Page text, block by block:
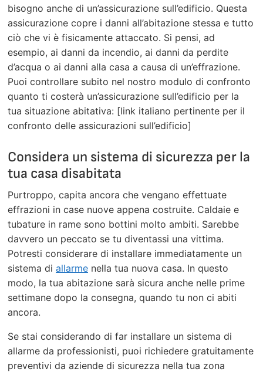
bisogno anche di un’assicurazione sull’edificio. Questa
assicurazione copre i danni all’abitazione stessa e tutto
ciò che vi è fisicamente attaccato. Si pensi, ad
esempio, ai danni da incendio, ai danni da perdite
d’acqua o ai danni alla casa a causa di un’effrazione.
Puoi controllare subito nel nostro modulo di confronto
quanto ti costerà un’assicurazione sull’edificio per la
tua situazione abitativa: [link italiano pertinente per il
confronto delle assicurazioni sull’edificio]
Considera un sistema di sicurezza per la
tua casa disabitata
Purtroppo, capita ancora che vengano effettuate
effrazioni in case nuove appena costruite. Caldaie e
tubature in rame sono bottini molto ambiti. Sarebbe
davvero un peccato se tu diventassi una vittima.
Potresti considerare di installare immediatamente un
sistema di allarme nella tua nuova casa. In questo
modo, la tua abitazione sarà sicura anche nelle prime
settimane dopo la consegna, quando tu non ci abiti
ancora.
Se stai considerando di far installare un sistema di
allarme da professionisti, puoi richiedere gratuitamente
preventivi da aziende di sicurezza nella tua zona